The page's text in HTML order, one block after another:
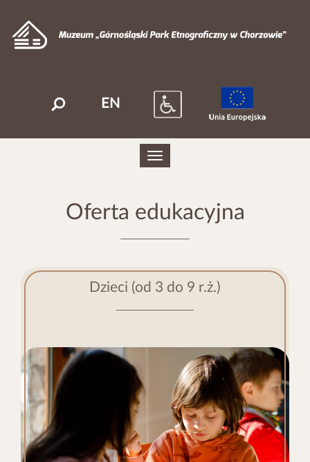
Szukaj EN
Toggle
navigation
Oferta edukacyjna
Dzieci (od 3 do 9 r.ż.)